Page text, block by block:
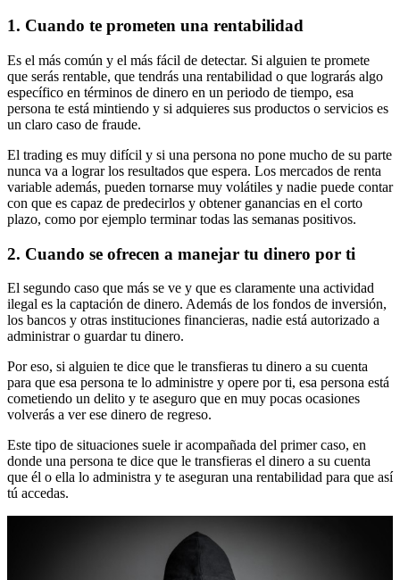
1. Cuando te prometen una rentabilidad
Es el más común y el más fácil de detectar. Si alguien te promete
que serás rentable, que tendrás una rentabilidad o que lograrás algo
específico en términos de dinero en un periodo de tiempo, esa
persona te está mintiendo y si adquieres sus productos o servicios es
un claro caso de fraude.
El trading es muy difícil y si una persona no pone mucho de su parte
nunca va a lograr los resultados que espera. Los mercados de renta
variable además, pueden tornarse muy volátiles y nadie puede contar
con que es capaz de predecirlos y obtener ganancias en el corto
plazo, como por ejemplo terminar todas las semanas positivos.
2. Cuando se ofrecen a manejar tu dinero por ti
El segundo caso que más se ve y que es claramente una actividad
ilegal es la captación de dinero. Además de los fondos de inversión,
los bancos y otras instituciones financieras, nadie está autorizado a
administrar o guardar tu dinero.
Por eso, si alguien te dice que le transfieras tu dinero a su cuenta
para que esa persona te lo administre y opere por ti, esa persona está
cometiendo un delito y te aseguro que en muy pocas ocasiones
volverás a ver ese dinero de regreso.
Este tipo de situaciones suele ir acompañada del primer caso, en
donde una persona te dice que le transfieras el dinero a su cuenta
que él o ella lo administra y te aseguran una rentabilidad para que así
tú accedas.